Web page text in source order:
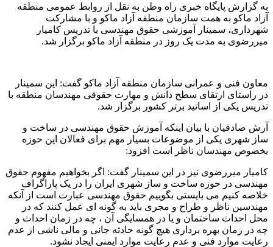
به گزارش پایگاه خبری راه وطن به نقل از روابط عمومی منطقه
آزاد ماکو به همت سازمان منطقه آزاد ماکو و با مشارکت
شهرداری، سمینار آموزشی حقوق مهندسی با تدریس کامیار
میررضوی به مدت یک روز در منطقه آزاد ماکو برگزار شد.
معاون فنی و عمرانی سازمان منطقه آزاد ماکو گفت: این سمینار
در راستای ارتقای سطح دانش و مهارت حقوقی مهندسان منطقه با
تدریس یکی از اساتید برتر کشور برگزار شد.
آرش صادقیان با بیان اینکه آموزش حقوق مهندسی در ساخت و
ساز شهری یکی از موضوعات بسیار مهم برای فعالان این حوزه
بخصوص مهندسان ناظر است افزود:‌
کامیار میررضوی نیز در این سمینار گفت:‌ اگر بخواهیم مفهوم حقوق
مهندسی در حوزه ساخت و ساز شهری ایران را در یک پاراگراف
خلاصه کنیم می بایستی بگوییم حقوق مهندسی عبارت است از آنکه
مهندسین ناظر و طراح و مجری باید به گونه ای عمل کنند که در
محل احداث ساختمان و یا در همسایگی آن ، چه در زمان احداث و
چه در زمان بهره برداری هیچ گونه حادثه جانی و مالی ناشی از عدم
رعایت موارد فنی و عدم رعایت موارد ایمنی ایجاد نشود.